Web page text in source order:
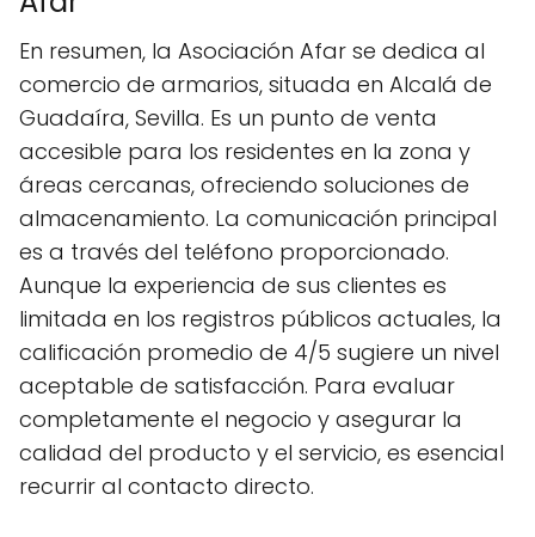
En resumen, la Asociación Afar se dedica al
comercio de armarios, situada en Alcalá de
Guadaíra, Sevilla. Es un punto de venta
accesible para los residentes en la zona y
áreas cercanas, ofreciendo soluciones de
almacenamiento. La comunicación principal
es a través del teléfono proporcionado.
Aunque la experiencia de sus clientes es
limitada en los registros públicos actuales, la
calificación promedio de 4/5 sugiere un nivel
aceptable de satisfacción. Para evaluar
completamente el negocio y asegurar la
calidad del producto y el servicio, es esencial
recurrir al contacto directo.